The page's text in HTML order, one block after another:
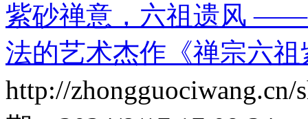
紫砂禅意，六祖遗风 ——
法的艺术杰作《禅宗六
http://zhongguociwang.cn/